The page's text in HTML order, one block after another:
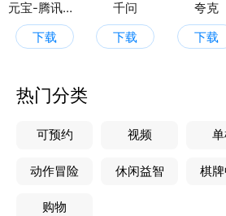
元宝-腾讯旗下AI助手
下载
千问
下载
夸克
下载
热门分类
可预约 视频
动作冒险 休闲益智 棋
购物